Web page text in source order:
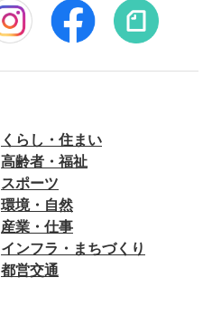
くらし・住まい
高齢者・福祉
スポーツ
環境・自然
産業・仕事
インフラ・まちづくり
都営交通